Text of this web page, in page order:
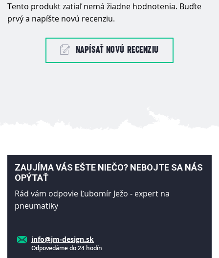
Tento produkt zatiaľ nemá žiadne hodnotenia. Buďte
prvý a napíšte novú recenziu.
NAPÍSAŤ NOVÚ RECENZIU
ZAUJÍMA VÁS EŠTE NIEČO? NEBOJTE SA NÁS
OPÝTAŤ
Rád vám odpovie Ľubomír Ježo - expert na
pneumatiky
info@jm-design.sk
Odpovedáme do 24 hodín